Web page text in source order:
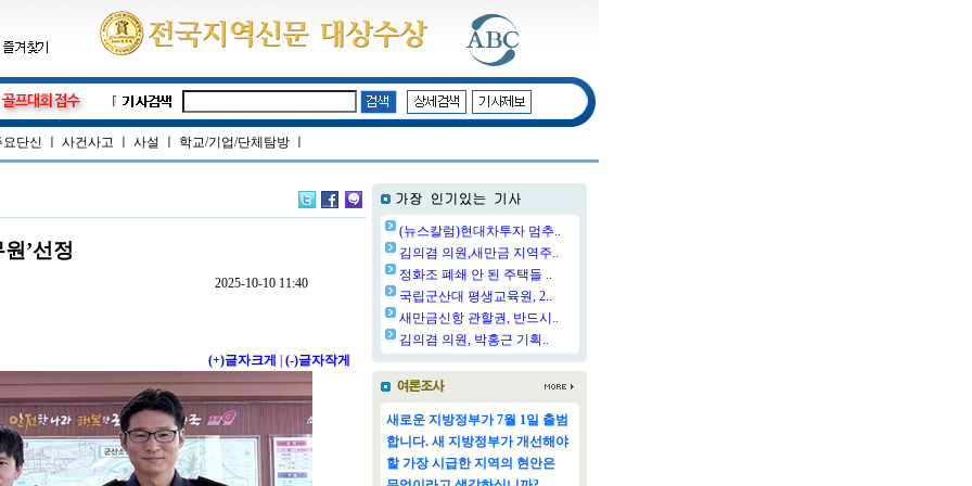
요단신 사건사고 사설 학교/기업/단체탐방
’선정
2025-10-10 11:40
(+)글자크게 (-)글자작게
(뉴스칼럼)현대차투자 멈추..
김의겸 의원,새만금 지역주..
정화조 폐쇄 안 된 주택들 ..
국립군산대 평생교육원, 2..
새만금신항 관할권, 반드시..
김의겸 의원, 박홍근 기획..
새로운 지방정부가 7월 1일 출범
합니다. 새 지방정부가 개선해야
할 가장 시급한 지역의 현안은